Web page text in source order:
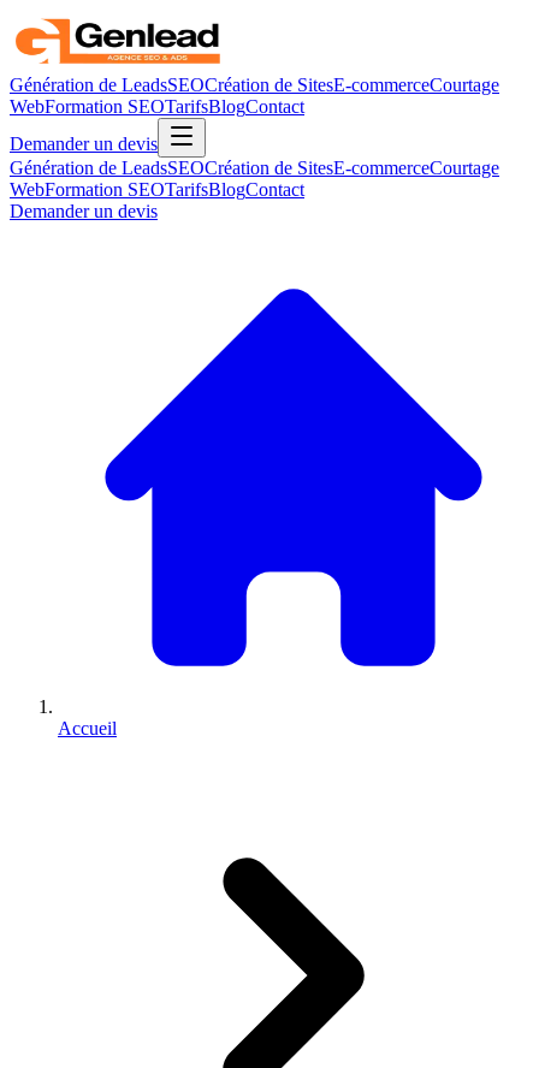
Génération de LeadsSEOCréation de SitesE-commerceCourtage
WebFormation SEOTarifsBlogContact
Demander un devis
Génération de LeadsSEOCréation de SitesE-commerceCourtage
WebFormation SEOTarifsBlogContact
Demander un devis
Accueil